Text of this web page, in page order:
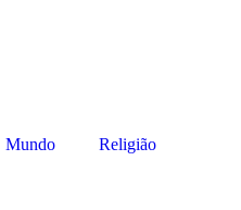
Mundo Religião